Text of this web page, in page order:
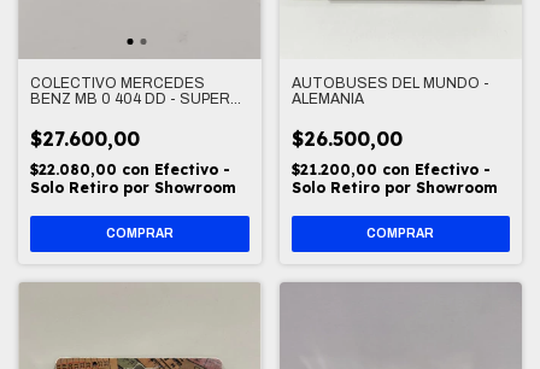
COLECTIVO MERCEDES
BENZ MB 0 404 DD - SUPER
$27.600,00
$22.080,00 con Efectivo -
Solo Retiro por Showroom
AUTOBUSES DEL MUNDO -
ALEMANIA
$26.500,00
$21.200,00 con Efectivo -
Solo Retiro por Showroom